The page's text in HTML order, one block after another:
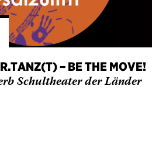
– BE THE MOVE!
Schultheater der Länder